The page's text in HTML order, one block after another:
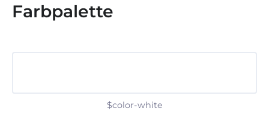
Farbpalette
$color-white